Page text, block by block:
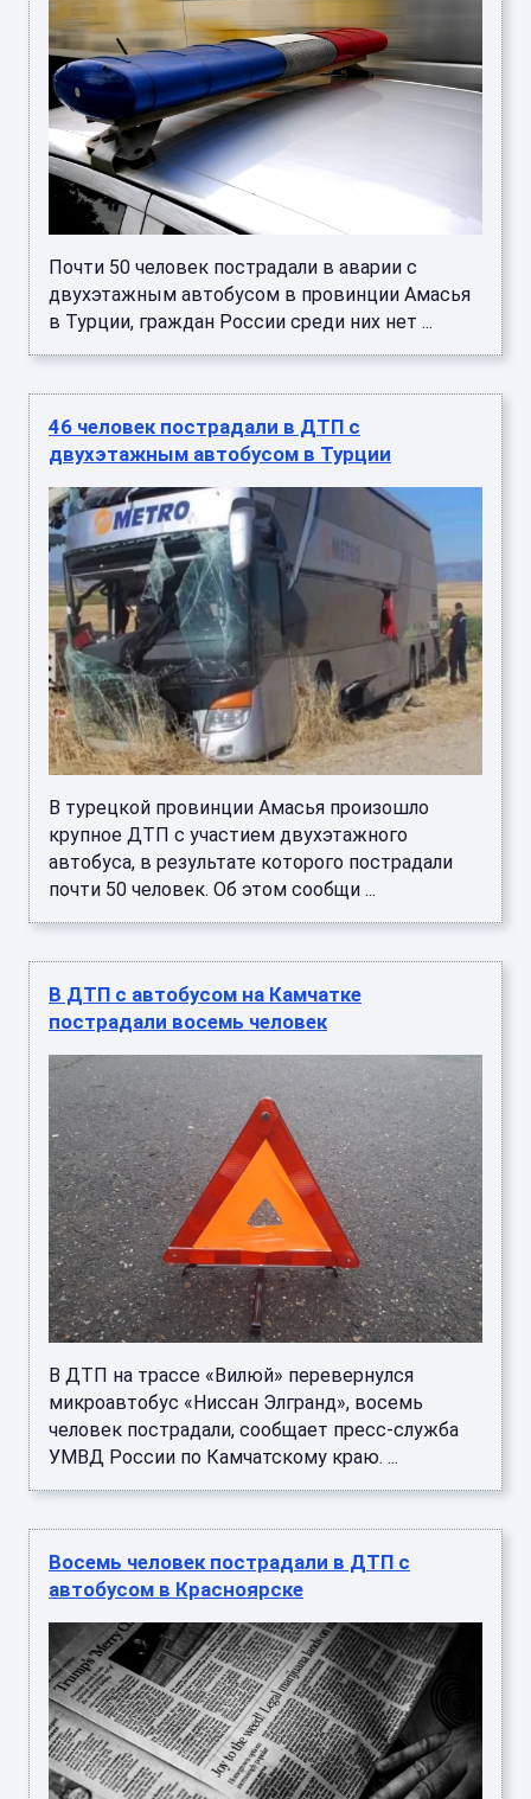
Почти 50 человек пострадали в аварии с
двухэтажным автобусом в провинции Амасья
в Турции, граждан России среди них нет ...
46 человек пострадали в ДТП с
двухэтажным автобусом в Турции
В турецкой провинции Амасья произошло
крупное ДТП с участием двухэтажного
автобуса, в результате которого пострадали
почти 50 человек. Об этом сообщи ...
В ДТП с автобусом на Камчатке
пострадали восемь человек
В ДТП на трассе «Вилюй» перевернулся
микроавтобус «Ниссан Элгранд», восемь
человек пострадали, сообщает пресс-служба
УМВД России по Камчатскому краю. ...
Восемь человек пострадали в ДТП с
автобусом в Красноярске